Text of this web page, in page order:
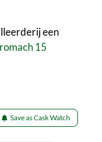
een
15
Save as Cask Watch